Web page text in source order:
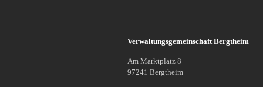
Verwaltungsgemeinschaft Bergtheim
Am Marktplatz 8
97241 Bergtheim